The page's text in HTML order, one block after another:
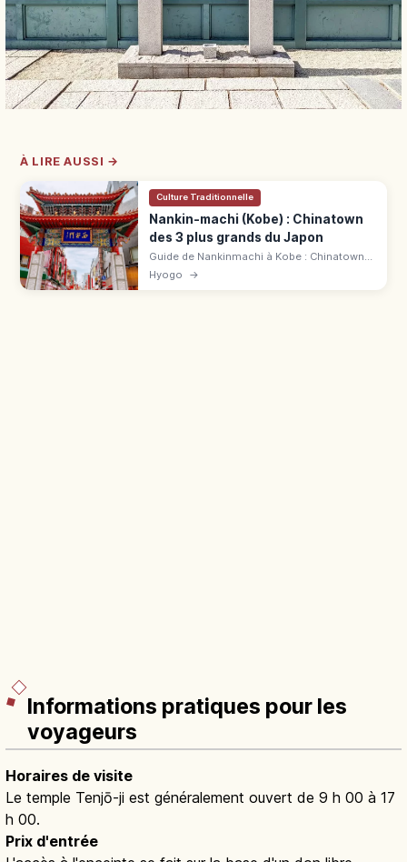
À LIRE AUSSI →
Culture Traditionnelle
Nankin-machi (Kobe) : Chinatown
des 3 plus grands du Japon
Guide de Nankinmachi à Kobe : Chinatown
compact, baozi, xiaolongbao, portes Pailou
et fête du Nouvel An chinois près de JR
Hyogo →
Informations pratiques pour les
voyageurs
Horaires de visite
Le temple Tenjō-ji est généralement ouvert de 9 h 00 à 17
h 00.
Prix d'entrée